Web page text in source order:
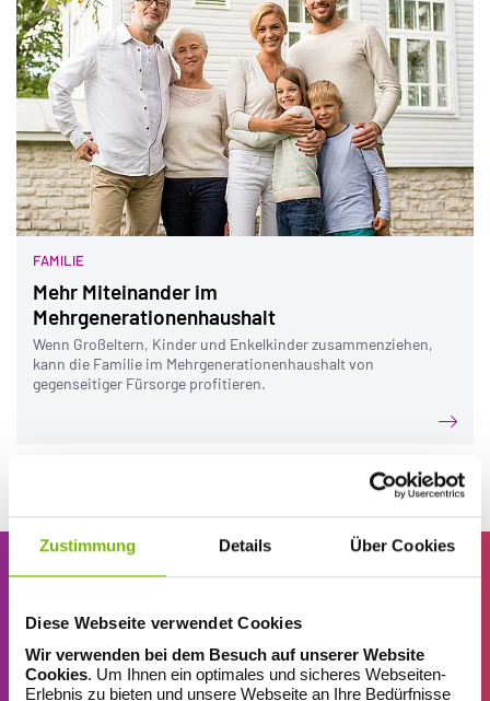
Zustimmung Details Über Cookies
Diese Webseite verwendet Cookies
Wir verwenden bei dem Besuch auf unserer Website
Cookies. Um Ihnen ein optimales und sicheres Webseiten-
Erlebnis zu bieten und unsere Webseite an Ihre Bedürfnisse
FAMILIE
Mehr Miteinander im
Mehrgenerationenhaushalt
Wenn Großeltern, Kinder und Enkelkinder zusammenziehen,
kann die Familie im Mehrgenerationenhaushalt von
gegenseitiger Fürsorge profitieren.
Nix mehr verpassen!